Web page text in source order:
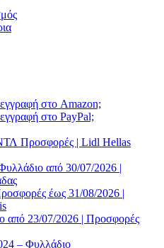
στο Amazon;
στο PayPal;
Προσφορές | Lidl Hellas
από 30/07/2026 |
έως 31/08/2026 |
από 23/07/2026 | Προσφορές
– Φυλλάδιο